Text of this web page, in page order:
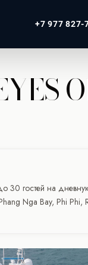
+7 977 827-
30 гостей на
Nga Bay, Phi Phi,